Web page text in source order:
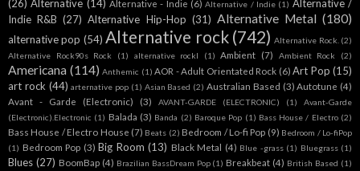
(26) Alternative (14) Alternative - Indie (6) Alternative / Indie (1) Alternative /
Indie R&B (27) Alternative Hip-Hop (31) Alternative Metal (180)
alternative pop (54) Alternative rock (742) Alternative Rock. (2)
Alternative Rock90s Rock
(1) alternative rockl (1) Ambient (7) Ambient Rock (2)
Americana (114) Anthemic (1) AOR - Adult Orientated Rock (6) Art Pop (15)
art rock (44) arternative pop (1) Asian Based (2) Australian Based (3) Autotune (4)
Avant - Garde (Electronic)
(3) AVANT-GARDE (ELECTRONIC) (1)
Avant-Garde
(Electronic).Electronic (1) Balada (3) Banda (2) Baroque Pop (1) Bass House / Electro (2)
Bass House / Electro House (7) Beats (2) Bedroom / Lo-fi Pop (9) Bedroom / Lo-fiPop
(1) Bedroom Pop (3) Big Room (13) Black Metal (4) Blue -grass (1) Bluegrass (1)
Blues (27) BoomBap (4) Brazilian BassDream Pop (1) Breakbeat (4) British Based (1)